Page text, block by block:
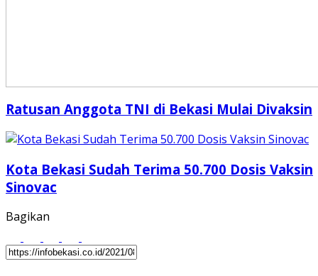
Ratusan Anggota TNI di Bekasi Mulai Divaksin
Kota Bekasi Sudah Terima 50.700 Dosis Vaksin
Sinovac
Bagikan